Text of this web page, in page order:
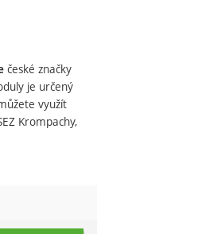
české značky
je určený
využít
Krompachy,